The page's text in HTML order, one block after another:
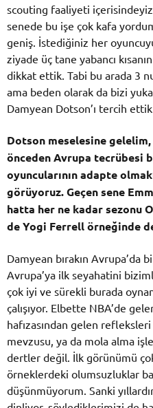
scouting faaliyeti
senede bu işe çok kafa
geniş. İstediğiniz her
ziyade üç tane yabancı
dikkat ettik. Tabi bu arada 3
ama beden olarak da bizi
Damyean Dotson’ı tercih ettik.
Dotson meselesine
önceden Avrupa tecrübesi
oyuncularının adapte
görüyoruz. Geçen sene
hatta her ne kadar sezonu
de Yogi Ferrell örneğinde
Damyean bırakın Avrupa’da
Avrupa’ya ilk seyahatini
çok iyi ve sürekli burada
çalışıyor. Elbette NBA’de
hafızasından gelen
mevzusu, ya da mola alma
dertler değil. İlk görünümü
örneklerdeki olumsuzluklar
düşünmüyorum. Sanki